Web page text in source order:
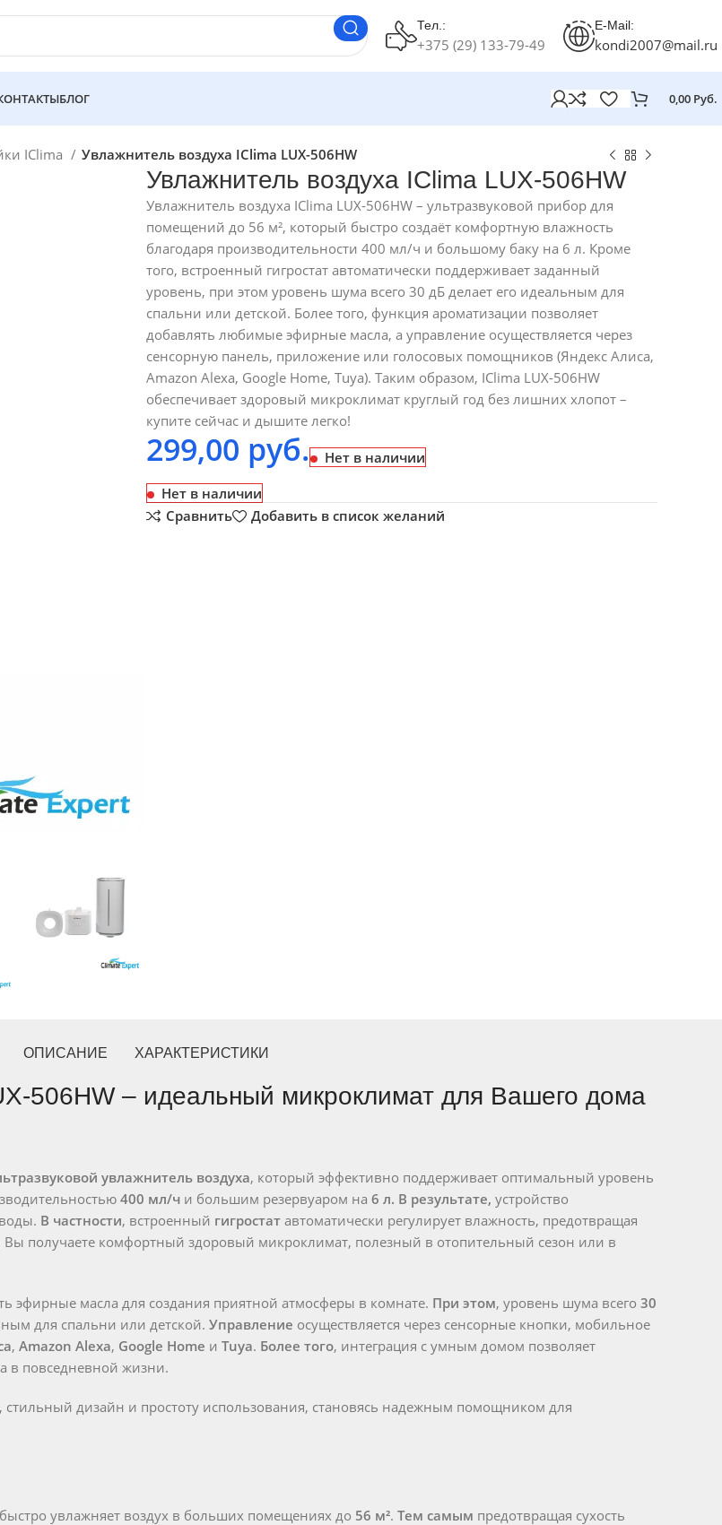
Тел.:
+375 (29) 133-79-49
E-Mail:
kondi2007@mail.ru
БЛОГ 0,00 Руб.
IClima Увлажнитель воздуха IClima LUX-506HW
Увлажнитель воздуха IClima LUX-506HW
Увлажнитель воздуха IClima LUX-506HW – ультразвуковой прибор для
помещений до 56 м², который быстро создаёт комфортную влажность
благодаря производительности 400 мл/ч и большому баку на 6 л. Кроме
того, встроенный гигростат автоматически поддерживает заданный
уровень, при этом уровень шума всего 30 дБ делает его идеальным для
спальни или детской. Более того, функция ароматизации позволяет
добавлять любимые эфирные масла, а управление осуществляется через
сенсорную панель, приложение или голосовых помощников (Яндекс Алиса,
Amazon Alexa, Google Home, Tuya). Таким образом, IClima LUX-506HW
обеспечивает здоровый микроклимат круглый год без лишних хлопот –
купите сейчас и дышите легко!
299,00 руб.
Нет в наличии
Нет в наличии
Сравнить
Добавить в список желаний
ОПИСАНИЕ ХАРАКТЕРИСТИКИ
506HW – идеальный микроклимат для Вашего дома
увлажнитель воздуха, который эффективно поддерживает оптимальный уровень
400 мл/ч и большим резервуаром на 6 л. В результате, устройство
В частности, встроенный гигростат автоматически регулирует влажность, предотвращая
Вы получаете комфортный здоровый микроклимат, полезный в отопительный сезон или в
эфирные масла для создания приятной атмосферы в комнате. При этом, уровень шума всего 30
для спальни или детской. Управление осуществляется через сенсорные кнопки, мобильное
, Amazon Alexa, Google Home и Tuya. Более того, интеграция с умным домом позволяет
в повседневной жизни.
стильный дизайн и простоту использования, становясь надежным помощником для
быстро увлажняет воздух в больших помещениях до 56 м². Тем самым предотвращая сухость